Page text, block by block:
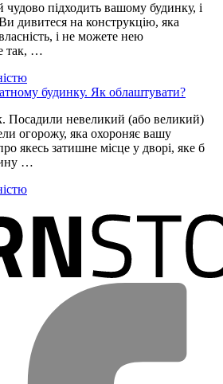
підходить вашому будинку, і
дивитеся на конструкцію, яка
і не можете нею
так, …
будинку. Як облаштувати?
Посадили невеликий (або великий)
огорожу, яка охороняє вашу
якесь затишне місце у дворі, яке б
…